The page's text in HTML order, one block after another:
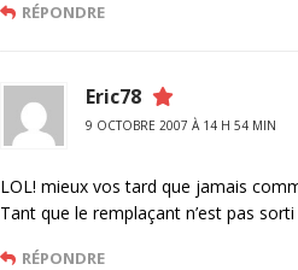
RÉPONDRE
Eric78
9 OCTOBRE 2007 À 14 H 54 MIN
LOL! mieux vos tard que jamais
Tant que le remplaçant n’est pas
RÉPONDRE